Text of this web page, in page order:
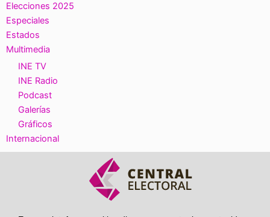
Elecciones 2025
Especiales
Estados
Multimedia
INE TV
INE Radio
Podcast
Galerías
Gráficos
Internacional